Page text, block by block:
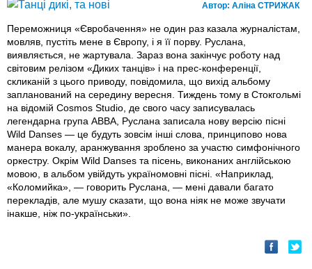
Автор: Аліна СТРИЖАК
Переможниця «Євробачення» не один раз казала журналістам,
мовляв, пустіть мене в Європу, і я її порву. Руслана,
виявляється, не жартувала. Зараз вона закінчує роботу над
світовим релізом «Диких танців» і на прес-конференції,
скликаній з цього приводу, повідомила, що вихід альбому
запланований на середину вересня. Тиждень тому в Стокгольмі
на відомій Cosmos Studio, де свого часу записувалась
легендарна група АВВА, Руслана записала нову версію пісні
Wild Danses — це будуть зовсім інші слова, принципово нова
манера вокалу, аранжування зроблено за участю симфонічного
оркестру. Окрім Wild Danses та пісень, виконаних англійською
мовою, в альбом увійдуть україномовні пісні. «Наприклад,
«Коломийка», — говорить Руслана, — мені давали багато
перекладів, але мушу сказати, що вона ніяк не може звучати
інакше, ніж по-українськи».